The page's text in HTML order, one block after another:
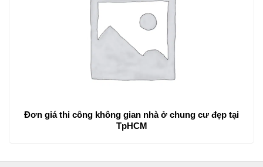
Đơn giá thi công không gian nhà ở chung cư đẹp tại
TpHCM